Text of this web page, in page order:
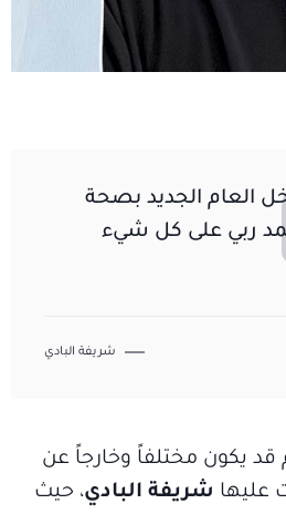
العام الجديد بصحة
ربي على كل شيء
شريفة البادي
قد يكون مختلفاً وخارجاً عن
عليها شريفة البادي، حيث